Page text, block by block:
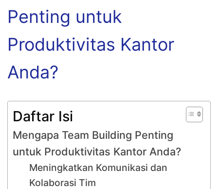
Penting untuk
Produktivitas Kantor
Anda?
Daftar Isi
Mengapa Team Building Penting
untuk Produktivitas Kantor Anda?
Meningkatkan Komunikasi dan
Kolaborasi Tim